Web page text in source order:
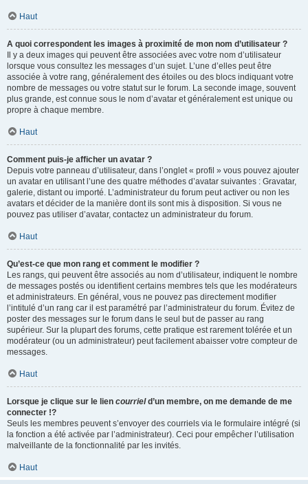
Haut
A quoi correspondent les images à proximité de mon nom d’utilisateur ?
Il y a deux images qui peuvent être associées avec votre nom d’utilisateur
lorsque vous consultez les messages d’un sujet. L’une d’elles peut être
associée à votre rang, généralement des étoiles ou des blocs indiquant votre
nombre de messages ou votre statut sur le forum. La seconde image, souvent
plus grande, est connue sous le nom d’avatar et généralement est unique ou
propre à chaque membre.
Haut
Comment puis-je afficher un avatar ?
Depuis votre panneau d’utilisateur, dans l’onglet « profil » vous pouvez ajouter
un avatar en utilisant l’une des quatre méthodes d’avatar suivantes : Gravatar,
galerie, distant ou importé. L’administrateur du forum peut activer ou non les
avatars et décider de la manière dont ils sont mis à disposition. Si vous ne
pouvez pas utiliser d’avatar, contactez un administrateur du forum.
Haut
Qu’est-ce que mon rang et comment le modifier ?
Les rangs, qui peuvent être associés au nom d’utilisateur, indiquent le nombre
de messages postés ou identifient certains membres tels que les modérateurs
et administrateurs. En général, vous ne pouvez pas directement modifier
l’intitulé d’un rang car il est paramétré par l’administrateur du forum. Évitez de
poster des messages sur le forum dans le seul but de passer au rang
supérieur. Sur la plupart des forums, cette pratique est rarement tolérée et un
modérateur (ou un administrateur) peut facilement abaisser votre compteur de
messages.
Haut
Lorsque je clique sur le lien courrield’un membre, on me demande de me
connecter !?
Seuls les membres peuvent s’envoyer des courriels via le formulaire intégré (si
la fonction a été activée par l’administrateur). Ceci pour empêcher l’utilisation
malveillante de la fonctionnalité par les invités.
Haut